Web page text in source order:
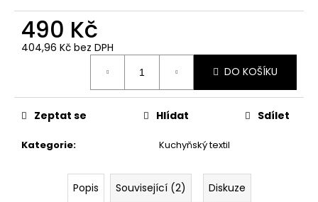
490 Kč
404,96 Kč bez DPH
DO KOŠÍKU
Kategorie: Kuchyňský textil
Zeptat se Hlídat Sdílet
Popis Související (2)
Diskuze
u
č
e
m